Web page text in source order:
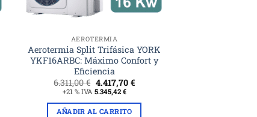
AEROTERMIA
Aerotermia Split Trifásica YORK
YKF16ARBC: Máximo Confort y
Eficiencia
6.311,00€ El
precio
original
era:
4.417,70 €El
es:
+21 % IVA 5.345,42 €
AÑADIR AL CARRITO